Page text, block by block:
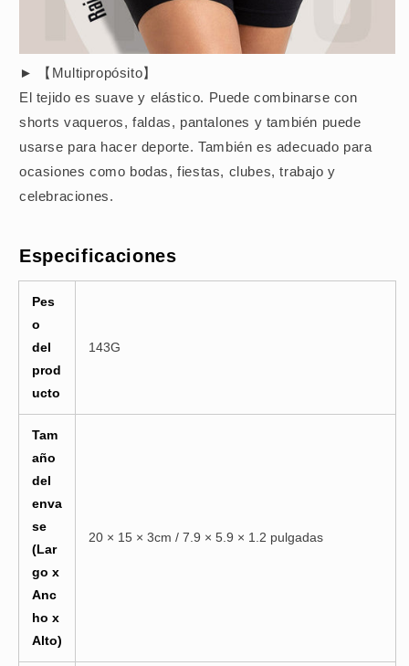
► 【Multipropósito】
El tejido es suave y elástico. Puede combinarse con
shorts vaqueros, faldas, pantalones y también puede
usarse para hacer deporte. También es adecuado para
ocasiones como bodas, fiestas, clubes, trabajo y
celebraciones.
Especificaciones
Pes
o
del
prod
ucto
143G
Tam
año
del
enva
se
(Lar
go x
Anc
ho x
Alto)
20 × 15 × 3cm / 7.9 × 5.9 × 1.2 pulgadas